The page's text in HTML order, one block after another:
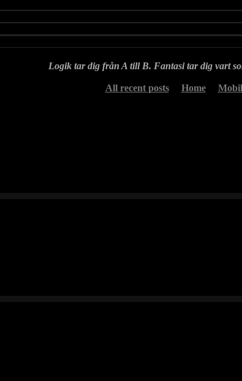
Logik tar dig från A till B. Fantasi tar dig vart
All recent posts Home